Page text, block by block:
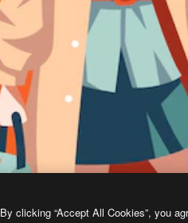
By clicking “Accept All Cookies”, you